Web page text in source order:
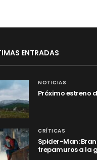
ENTRADAS
NOTICIAS
Próximo estreno
CRÍTICAS
Spider-Man:
trepamuros a la